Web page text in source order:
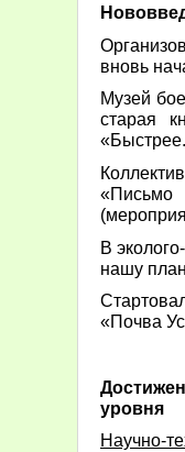
вновь
Музей
старая
«Письмо
В
нашу
«Почва
уровня
Научно-